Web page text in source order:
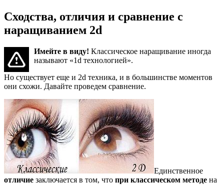
Сходства, отличия и сравнение с
наращиванием 2d
Имейте в виду! Классическое наращивание иногда
называют «1d технологией».
Но существует еще и 2d техника, и в большинстве моментов
они схожи. Давайте проведем сравнение.
Единственное
отличие заключается в том, что при классическом методе на